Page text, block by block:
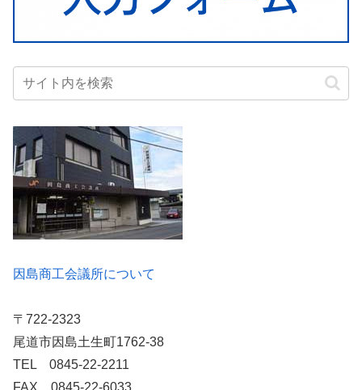
因島商工会議所について
〒722-2323
尾道市因島土生町1762-38
TEL 0845-22-2211